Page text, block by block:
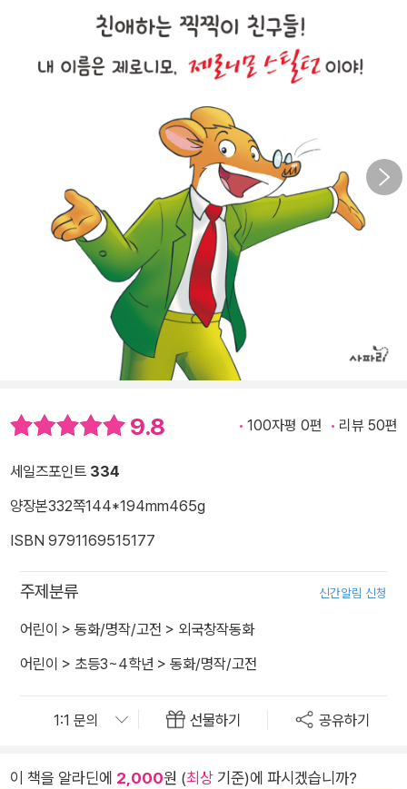
9.8 100자평 0편 리뷰 50편
세일즈포인트 334
양장본332쪽144*194mm465g
ISBN 9791169515177
주제분류 신간알림 신청
어린이 > 동화/명작/고전 > 외국창작동화
어린이 > 초등3~4학년 > 동화/명작/고전
선물하기 공유하기
이 책을 알라딘에 2,000원 (최상 기준)에 파시겠습니까?